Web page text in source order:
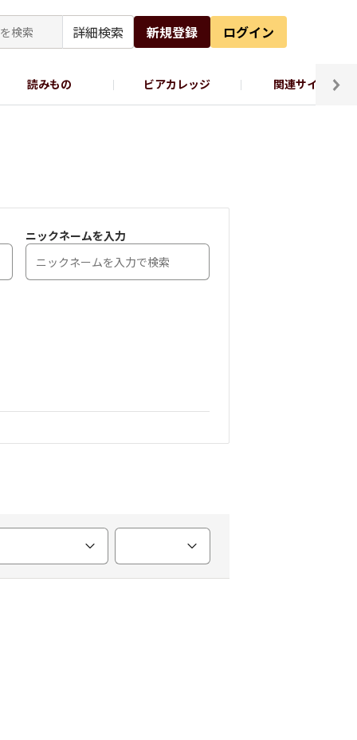
詳細検索 新規登録 ログイン
読みもの ビアカレッジ 関連サイト
ニックネームを入力